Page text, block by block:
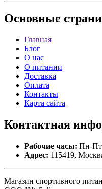
Основные
Главная
Блог
О нас
О питании
Доставка
Оплата
Контакты
Карта сайта
Контактная
Рабочие часы: Пн-
Адрес: 115419,
Магазин спортивного